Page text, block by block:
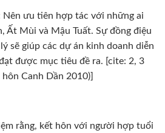
Nên ưu tiên hợp tác với những ai
Ất Mùi và Mậu Tuất. Sự đồng điệu
sẽ giúp các dự án kinh doanh diễn
được mục tiêu đề ra. [cite: 2, 3
Canh Dần 2010)]
rằng, kết hôn với người hợp tuổi